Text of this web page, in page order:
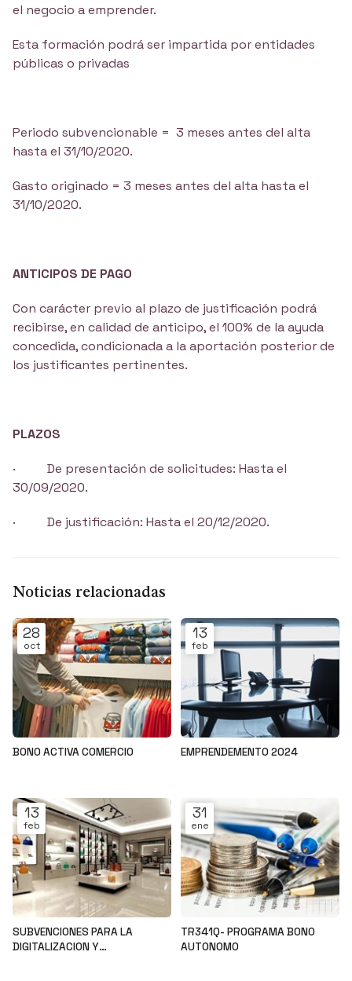
el negocio a emprender.
Esta formación podrá ser impartida por entidades
públicas o privadas
Periodo subvencionable = 3 meses antes del alta
hasta el 31/10/2020.
Gasto originado = 3 meses antes del alta hasta el
31/10/2020.
ANTICIPOS DE PAGO
Con carácter previo al plazo de justificación podrá
recibirse, en calidad de anticipo, el 100% de la ayuda
concedida, condicionada a la aportación posterior de
los justificantes pertinentes.
PLAZOS
· De presentación de solicitudes: Hasta el
30/09/2020.
· De justificación: Hasta el 20/12/2020.
Noticias relacionadas
28
oct
BONO ACTIVA COMERCIO
13
feb
EMPRENDEMENTO 2024
13
feb
SUBVENCIONES PARA LA
DIGITALIZACION Y
31
ene
TR341Q- PROGRAMA BONO
AUTONOMO